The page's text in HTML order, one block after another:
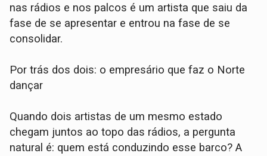
nas rádios e nos palcos é um artista que saiu da
fase de se apresentar e entrou na fase de se
consolidar.
Por trás dos dois: o empresário que faz o Norte
dançar
Quando dois artistas de um mesmo estado
chegam juntos ao topo das rádios, a pergunta
natural é: quem está conduzindo esse barco? A